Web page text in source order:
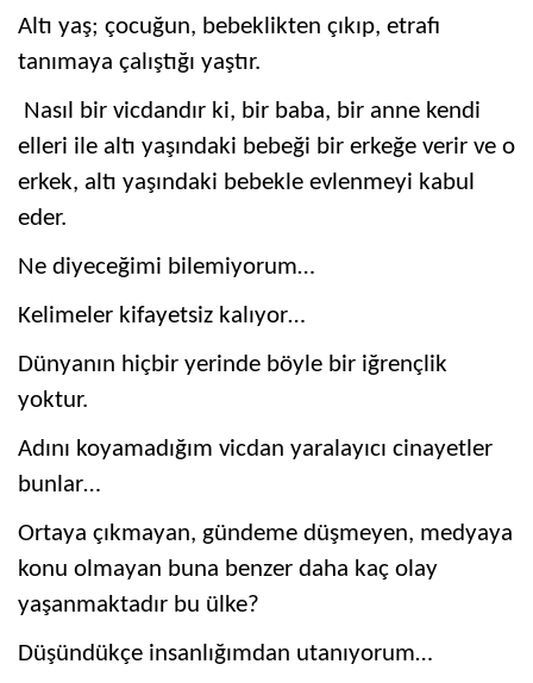
Altı yaş; çocuğun, bebeklikten çıkıp, etrafı
tanımaya çalıştığı yaştır.
Nasıl bir vicdandır ki, bir baba, bir anne kendi
elleri ile altı yaşındaki bebeği bir erkeğe verir ve o
erkek, altı yaşındaki bebekle evlenmeyi kabul
eder.
Ne diyeceğimi bilemiyorum…
Kelimeler kifayetsiz kalıyor…
Dünyanın hiçbir yerinde böyle bir iğrençlik
yoktur.
Adını koyamadığım vicdan yaralayıcı cinayetler
bunlar…
Ortaya çıkmayan, gündeme düşmeyen, medyaya
konu olmayan buna benzer daha kaç olay
yaşanmaktadır bu ülke?
Düşündükçe insanlığımdan utanıyorum…